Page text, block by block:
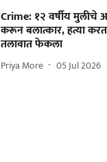
Crime: १२ वर्षीय मुलीचे
करून बलात्कार, हत्या
तलावात फेकला
Priya More 05 Jul 2026